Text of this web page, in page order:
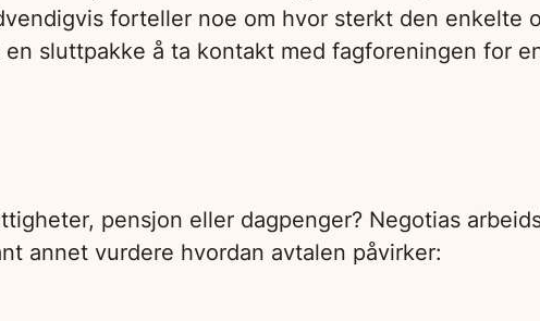
forteller noe om hvor sterkt den enkelte
sluttpakke å ta kontakt med fagforeningen for
pensjon eller dagpenger? Negotias
annet vurdere hvordan avtalen påvirker: